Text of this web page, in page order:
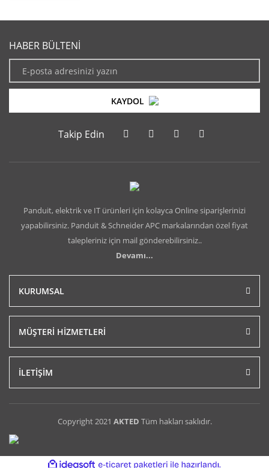
HABER BÜLTENİ
KAYDOL
Takip Edin
Panduit, elektrik ve IT ürünleri için kolayca Online siparişlerinizi
yapabilirsiniz. Panduit & Schneider APC markalarından özel fiyat
talepleriniz için mail gönderebilirsiniz..
Devamı...
KURUMSAL
MÜŞTERİ HİZMETLERİ
İLETİŞİM
Copyright 2021 AKTED Tüm hakları saklıdır.
ideasoft e-